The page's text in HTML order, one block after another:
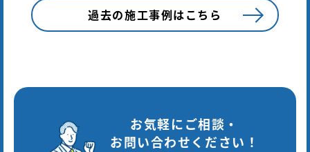
過去の施工事例はこちら
お気軽にご相談・
お問い合わせください！